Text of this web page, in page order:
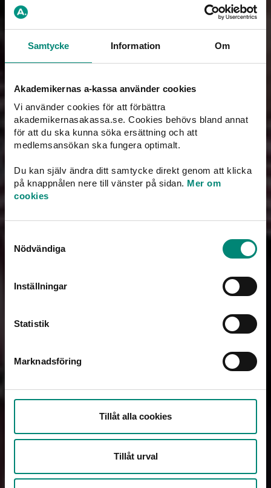
Samtycke Information Om
Akademikernas a-kassa använder cookies
Vi använder cookies för att förbättra
akademikernasakassa.se. Cookies behövs bland annat
för att du ska kunna söka ersättning och att
medlemsansökan ska fungera optimalt.
Du kan själv ändra ditt samtycke direkt genom att klicka
på knappnålen nere till vänster på sidan. Mer om
cookies
Nödvändiga
Inställningar
Statistik
Marknadsföring
Tillåt alla cookies
Tillåt urval
Sofia Rydgren Stale
Ordförande - foto: Saco
Ladda ner högupplöst (.jpg)
Annika Stenberg
Ladda ner högupplöst (.jpg)